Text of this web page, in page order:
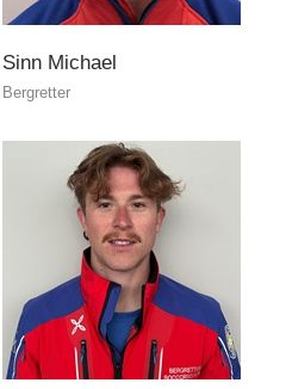
ITAT 4112 - RESYST
Sinn Michael
Bergretter